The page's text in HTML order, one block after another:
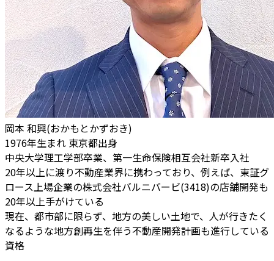
岡本 和興(おかもとかずおき)
1976年生まれ 東京都出身
中央大学理工学部卒業、第一生命保険相互会社新卒入社
20年以上に渡り不動産業界に携わっており、例えば、東証グ
ロース上場企業の株式会社バルニバービ(3418)の店舗開発も
20年以上手がけている
現在、都市部に限らず、地方の美しい土地で、人が行きたく
なるような地方創再生を伴う不動産開発計画も進行している
資格